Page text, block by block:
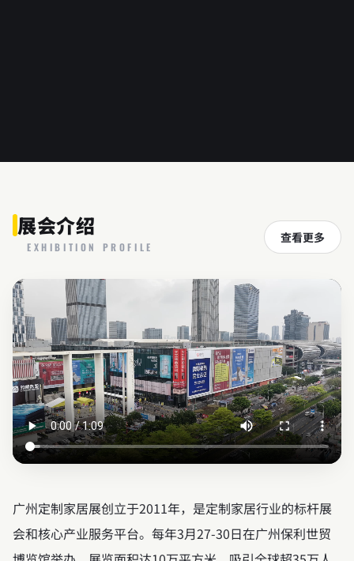
展会介绍
EXHIBITION PROFILE
查看更多
广州定制家居展创立于2011年，是定制家居行业的标杆展
会和核心产业服务平台。每年3月27-30日在广州保利世贸